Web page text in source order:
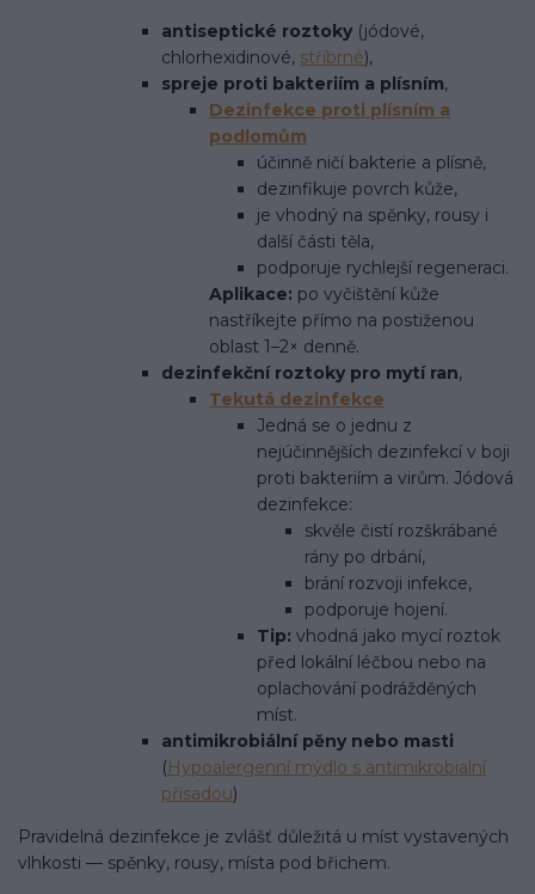
antiseptické roztoky (jódové,
chlorhexidinové, stříbrné),
spreje proti bakteriím a plísním,
Dezinfekce proti plísním a
podlomům
účinně ničí bakterie a plísně,
dezinfikuje povrch kůže,
je vhodný na spěnky, rousy i
další části těla,
podporuje rychlejší regeneraci.
Aplikace: po vyčištění kůže
nastříkejte přímo na postiženou
oblast 1–2× denně.
dezinfekční roztoky pro mytí ran,
Tekutá dezinfekce
Jedná se o jednu z
nejúčinnějších dezinfekcí v boji
proti bakteriím a virům. Jódová
dezinfekce:
skvěle čistí rozškrábané
rány po drbání,
brání rozvoji infekce,
podporuje hojení.
Tip: vhodná jako mycí roztok
před lokální léčbou nebo na
oplachování podrážděných
míst.
antimikrobiální pěny nebo masti
(Hypoalergenní mýdlo s antimikrobialní
přísadou)
Pravidelná dezinfekce je zvlášť důležitá u míst vystavených
vlhkosti — spěnky, rousy, místa pod břichem.